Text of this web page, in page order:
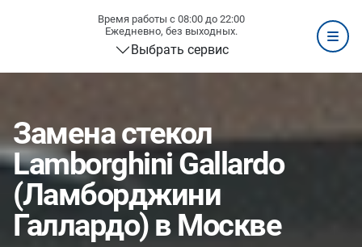
Время работы с 08:00 до 22:00
Ежедневно, без выходных.
Выбрать сервис
Замена стекол
Lamborghini Gallardo
(Ламборджини
Галлардо) в Москве